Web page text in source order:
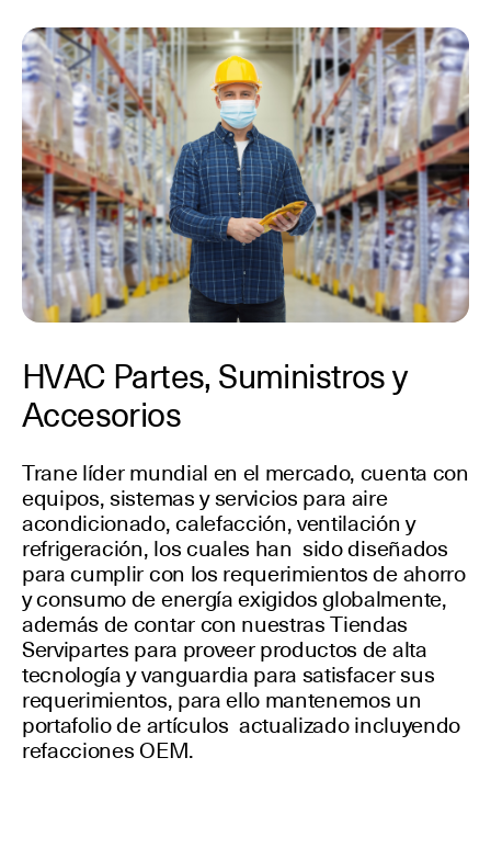
HVAC Partes, Suministros y
Accesorios
Trane líder mundial en el mercado, cuenta con
equipos, sistemas y servicios para aire
acondicionado, calefacción, ventilación y
refrigeración, los cuales han sido diseñados
para cumplir con los requerimientos de ahorro
y consumo de energía exigidos globalmente,
además de contar con nuestras Tiendas
Servipartes para proveer productos de alta
tecnología y vanguardia para satisfacer sus
requerimientos, para ello mantenemos un
portafolio de artículos actualizado incluyendo
refacciones OEM.